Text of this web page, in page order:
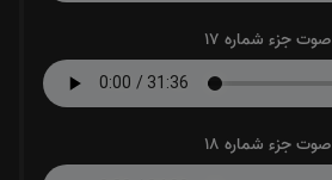
صوت جزء شماره 17
صوت جزء شماره 18